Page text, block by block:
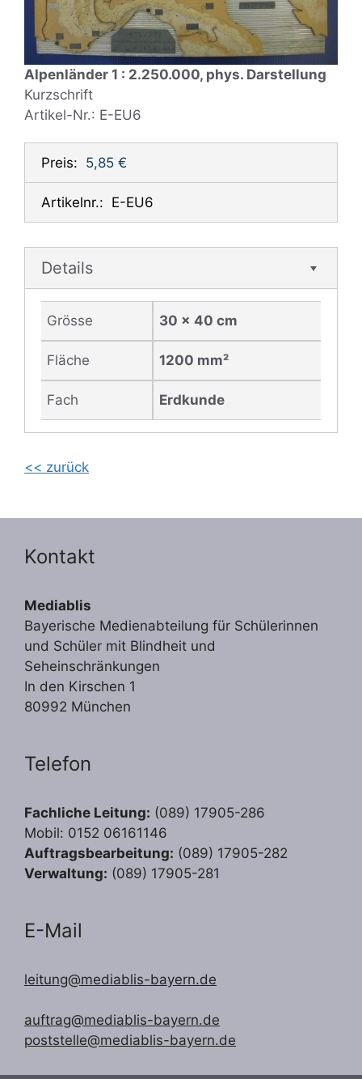
Alpenländer 1 : 2.250.000, phys. Darstellung
Kurzschrift
Artikel-Nr.: E-EU6
Preis: 5,85 €
Artikelnr.: E-EU6
Details
Grösse 30 x 40 cm
Fläche 1200 mm²
Fach Erdkunde
<< zurück
Kontakt
Mediablis
Bayerische Medienabteilung für Schülerinnen
und Schüler mit Blindheit und
Seheinschränkungen
In den Kirschen 1
80992 München
Telefon
Fachliche Leitung: (089) 17905-286
Mobil: 0152 06161146
Auftragsbearbeitung: (089) 17905-282
Verwaltung: (089) 17905-281
E-Mail
leitung@mediablis-bayern.de
auftrag@mediablis-bayern.de
poststelle@mediablis-bayern.de